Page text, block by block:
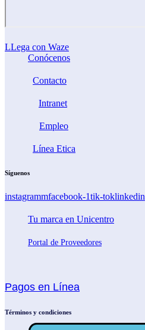
LLega con Waze
Conócenos
Contacto
Intranet
Empleo
Línea Etica
Síguenos
instagrammfacebook-1tik-toklinkedin
Tu marca en Unicentro
Portal de Proveedores
Pagos en Línea
Términos y condiciones